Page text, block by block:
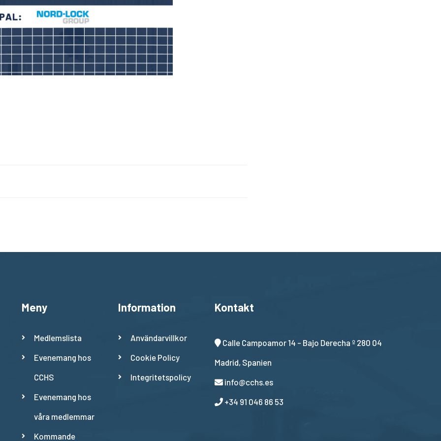
Meny
Medlemslista
Evenemang hos
CCHS
Evenemang hos
våra medlemmar
Kommande
Information
Användarvillkor
Cookie Policy
Integritetspolicy
Kontakt
Calle Campoamor 14 - Bajo Derecha º 280 04
Madrid, Spanien
info@cchs.es
+34 91 046 86 53